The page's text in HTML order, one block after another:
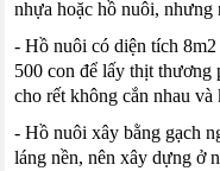
nhựa hoặc hồ nuôi, nhưng
- Hồ nuôi có diện tích
500 con để lấy thịt thương
cho rết không cắn nhau
- Hồ nuôi xây bằng gạch
láng nền, nên xây dựng ở